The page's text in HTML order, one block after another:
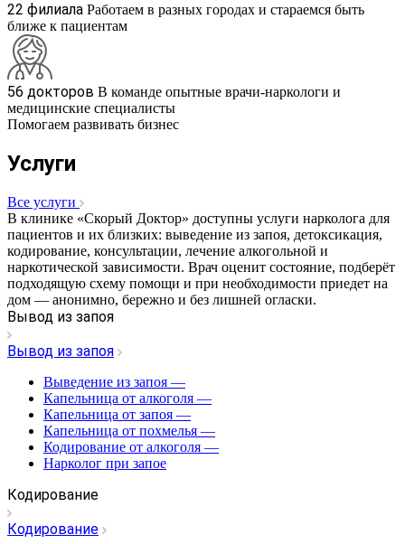
22 филиала Работаем в разных городах и стараемся быть
ближе к пациентам
56 докторов В команде опытные врачи-наркологи и
медицинские специалисты
Помогаем развивать бизнес
Услуги
Все услуги
В клинике «Скорый Доктор» доступны услуги нарколога для
пациентов и их близких: выведение из запоя, детоксикация,
кодирование, консультации, лечение алкогольной и
наркотической зависимости. Врач оценит состояние, подберёт
подходящую схему помощи и при необходимости приедет на
дом — анонимно, бережно и без лишней огласки.
Вывод из запоя
Вывод из запоя
Выведение из запоя —
Капельница от алкоголя —
Капельница от запоя —
Капельница от похмелья —
Кодирование от алкоголя —
Нарколог при запое
Кодирование
Кодирование